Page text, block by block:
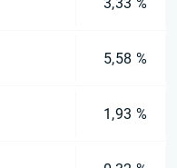
5,58 %
1,93 %